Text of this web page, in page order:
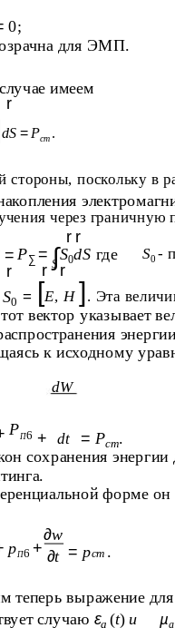
0;
для ЭМП.
имеем
r
dS = Pcm .
стороны, поскольку в
через граничную
r r
S0-
= P∑= ∫S0dS где
r rS r
S0 = [E, H ]. Эта
вектор указывает
к исходному
dW
PП6 + dt = Pcт.
сохранения
форме он
pП6 +
∂w
= pст .
∂t
теперь выражение
случаю εa(t) и µa